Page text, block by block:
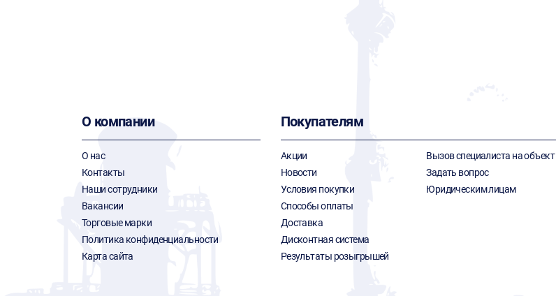
О компании
О нас
Контакты
Наши сотрудники
Вакансии
Торговые марки
Политика конфиденциальности
Карта сайта
Покупателям
Акции
Новости
Условия покупки
Способы оплаты
Доставка
Дисконтная система
Результаты розыгрышей
Вызов специалиста на объект
Задать вопрос
Юридическим лицам